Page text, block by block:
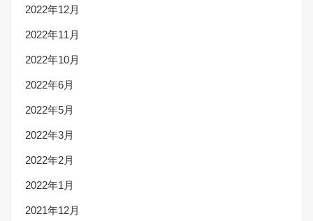
2022年12月
2022年11月
2022年10月
2022年6月
2022年5月
2022年3月
2022年2月
2022年1月
2021年12月